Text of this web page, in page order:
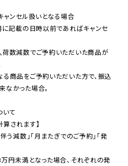
ャンセル扱いとなる場合
記載の日時以前であればキャンセ
荷数減数でご予約いただいた商品が
商品をご予約いただいた方で、振込
かった場合。
て
されます】
う減数」「月またぎでのご予約」「発
円未満となった場合、それぞれの発